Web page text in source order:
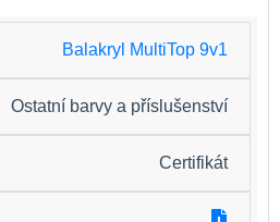
Balakryl MultiTop 9v1
Ostatní barvy a příslušenství
Certifikát